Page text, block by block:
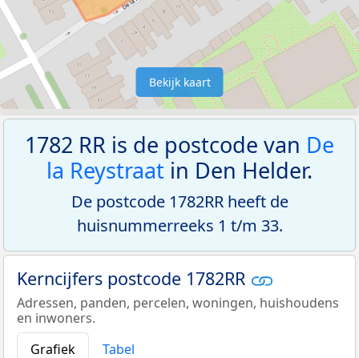
Bekijk kaart
1782 RR is de postcode van De
la Reystraat in Den Helder.
De postcode 1782RR heeft de
huisnummerreeks 1 t/m 33.
Kerncijfers postcode 1782RR
Adressen, panden, percelen, woningen, huishoudens
en inwoners.
Grafiek
Tabel